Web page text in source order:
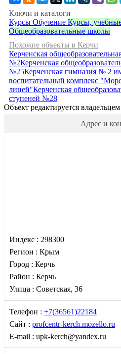
Ключи и каталоги
Курсы Обучение Курсы,
Общеобразовательные школы
Похожие объекты в Керчи
Керченская
№2Керченская
№25Керченская гимназия № 2
воспитательный комплекс
лицей"Керченская
ступеней №28
Объект редактируется владельцем
Адрес и
Индекс : 298300
Регион : Крым
Город : Керчь
Район : Керчь
Улица : Советская, 36
Телефон : +7(36561)22184
Сайт : profcentr-kerch.mozello.ru
E-mail : upk-kerch@yandex.ru